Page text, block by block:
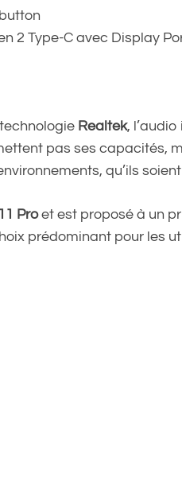
2 Type-C avec Display
Realtek,
pas ses capacités,
qu’ils
Proet est proposé à un
prédominant pour les